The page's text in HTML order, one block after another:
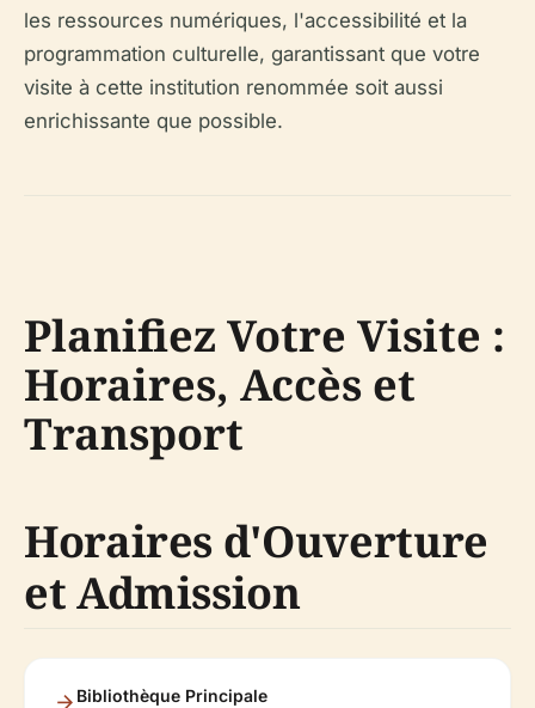
les ressources numériques, l'accessibilité et la
programmation culturelle, garantissant que votre
visite à cette institution renommée soit aussi
enrichissante que possible.
Planifiez Votre Visite :
Horaires, Accès et
Transport
Horaires d'Ouverture
et Admission
Bibliothèque Principale